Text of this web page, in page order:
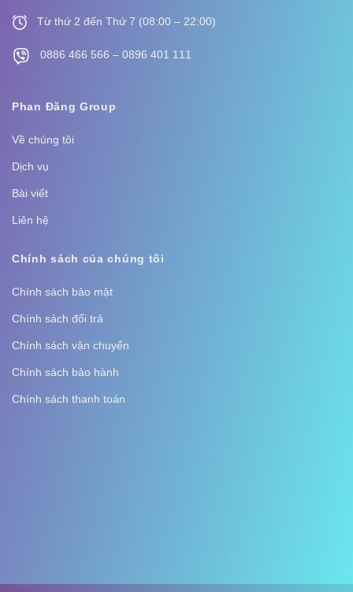
Từ thứ 2 đến Thứ 7 (08:00 – 22:00)
0886 466 566 – 0896 401 111
Phan Đăng Group
Về chúng tôi
Dịch vụ
Bài viết
Liên hệ
Chính sách của chúng tôi
Chính sách bảo mật
Chính sách đổi trả
Chính sách vận chuyển
Chính sách bảo hành
Chính sách thanh toán